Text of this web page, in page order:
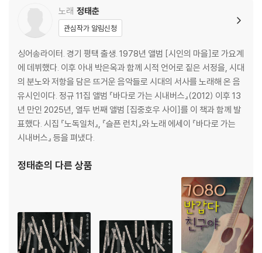
렁거리거나 휘어지는 경우가 있습니다.
재생이 불안정한 경우 스태빌라이저를 사용하시면 좀 더 안정적인 재생이
가능합니다.
2) 재생 음역의 왜곡을 최소화 하고 반복 재생시에도 최대한 일관되게 유
지되도록 디스크 센터 홀 구경이 작게 제작되는 경우가 있습니다. 턴테이
블 스핀들에 맞지 않는 경우에는 전용 제품 등을 이용하여 센터 홀을 조정
하시면 해결됩니다.
3) 디스크에 미세한 잔 흠집이 남아있거나 인쇄 면이 깨끗하지 않은 경우
가 있으며, 이는 상품의 불량이 아닙니다. 단, 재생에 이상이 있는 경우에는
불량으로 인한 반품/교환이 가능합니다
※ 컬러 디스크
아래에 해당하는 경우는 불량이 아니므로 개봉 후 반품/교환이 불가합니
1) 컬러 디스크는 웹 이미지와 실제 색상이 차이가 날 수 있습니다.
2) 컬러 디스크의 특성상 제작 공정시 앨범마다 색상 차이가 나는 경우도
있습니다.
3) 컬러 디스크는 제작 과정에서 다른 색상 염료가 섞여 얼룩과 번짐, 반점
노래 정태춘
관심작가 알림신청
싱어송라이터. 경기 평택 출생. 1978년 앨범 [시인의 마을]로 가요계
에 데뷔했다. 이후 아내 박은옥과 함께 시적 언어로 짙은 서정을, 시대
의 분노와 저항을 담은 뜨거운 음악들로 시대의 서사를 노래해 온 음
유시인이다. 정규 11집 앨범 『바다로 가는 시내버스』(2012) 이후 13
년 만인 2025년, 열두 번째 앨범 [집중호우 사이]를 이 책과 함께 발
표했다. 시집 『노독일처』, 『슬픈 런치』와 노래 에세이 『바다로 가는
시내버스』 등을 펴냈다.
정태춘의 다른 상품